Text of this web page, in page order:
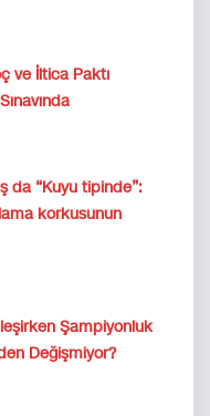
ve İltica Paktı
da “Kuyu tipinde”:
korkusunun
Şampiyonluk
Değişmiyor?